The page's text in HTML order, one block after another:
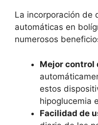
La incorporación de
automáticas en
numerosos
Mejor control
estos
hipoglucemia
Facilidad de